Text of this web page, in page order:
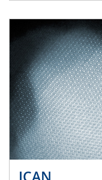
ICAN